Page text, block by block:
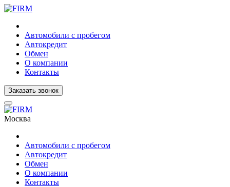
Автомобили с пробегом
Автокредит
Обмен
О компании
Контакты
Заказать звонок
Москва
Автомобили с пробегом
Автокредит
Обмен
О компании
Контакты